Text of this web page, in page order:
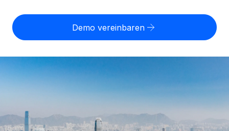
Contractor of Record
Rechtssichere, weltweite Arbeit mit Freelancer:innen
Globales Onboarding und Verwalten von
Freelancer:innen
Einfache Einstellung in allen US-Bundesstaaten
Unternehmen
Personalkostenrechner
Gesamtbeschäftigungskosten
Informationen zu möglichen Währungen und
Nederlands
Deutsch
Anmelden
Demo vereinbaren